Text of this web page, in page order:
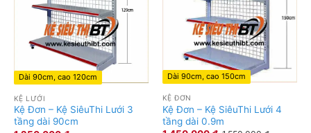
KỆ LƯỚI
Kệ Đơn – Kệ SiêuThi Lưới 3
tầng dài 90cm
Dài 90cm, cao 120cm
KỆ ĐƠN
Kệ Đơn – Kệ SiêuThi Lưới 4
tầng dài 0.9m
Dài 90cm, cao 150cm